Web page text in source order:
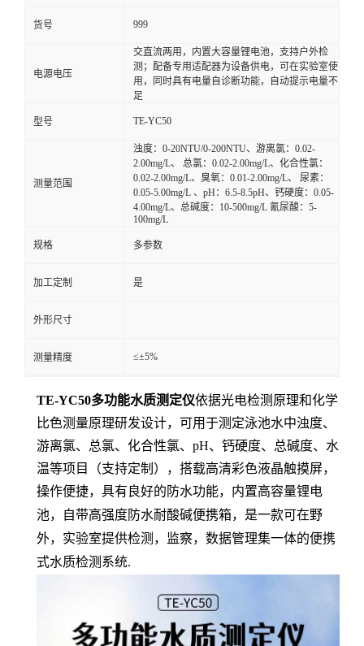
货号 999
电源电压
交直流两用，内置大容量锂电池，支持户外检
测；配备专用适配器为设备供电，可在实验室使
用，同时具有电量自诊断功能，自动提示电量不
足
型号 TE-YC50
测量范围
浊度：0-20NTU/0-200NTU、游离氯：0.02-
2.00mg/L、 总氯：0.02-2.00mg/L、化合性氯：
0.02-2.00mg/L、臭氧：0.01-2.00mg/L、 尿素：
0.05-5.00mg/L 、pH：6.5-8.5pH、钙硬度：0.05-
4.00mg/L、总碱度：10-500mg/L 氰尿酸：5-
100mg/L
规格 多参数
加工定制 是
外形尺寸
测量精度 ≤±5%
TE-YC50多功能水质测定仪依据光电检测原理和化学
比色测量原理研发设计，可用于测定泳池水中浊度、
游离氯、总氯、化合性氯、pH、钙硬度、总碱度、水
温等项目（支持定制）， 搭载高清彩色液晶触摸屏，
操作便捷，具有良好的防水功能， 内置高容量锂电
池，自带高强度防水耐酸碱便携箱，是一款可在野
外，实验室提供检测，监察，数据管理集一体的便携
式水质检测系统.